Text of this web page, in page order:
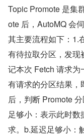
Topic Promote 是集
ote 后，AutoMQ 会
其主要流程如下：1.
有待拉取分区，发现
记本次 Fetch 请求
有请求的分区结果，
后，判断 Promote
足够小：表示此时
求。b.延迟足够小：